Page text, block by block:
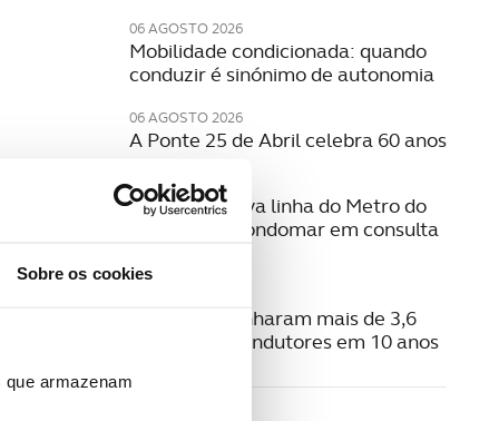
Sobre os cookies
armazenam
06 AGOSTO 2026
Mobilidade condicionada: quando
conduzir é sinónimo de autonomia
06 AGOSTO 2026
A Ponte 25 de Abril celebra 60 anos
06 AGOSTO 2026
Estudo da nova linha do Metro do
Porto para Gondomar em consulta
Radares apanharam mais de 3,6
milhões de condutores em 10 anos